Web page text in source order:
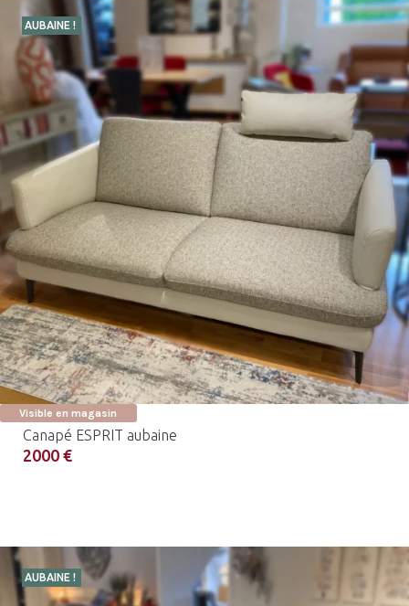
AUBAINE !
Visible en magasin
Canapé ESPRIT aubaine
2000 €
AUBAINE !